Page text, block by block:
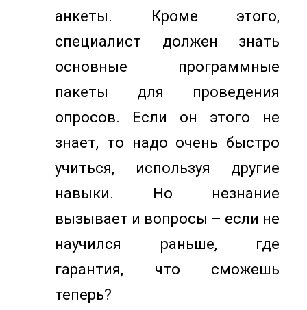
анкеты. Кроме этого,
специалист должен знать
основные программные
пакеты для проведения
опросов. Если он этого не
знает, то надо очень быстро
учиться, используя другие
навыки. Но незнание
вызывает и вопросы – если не
научился раньше, где
гарантия, что сможешь
теперь?